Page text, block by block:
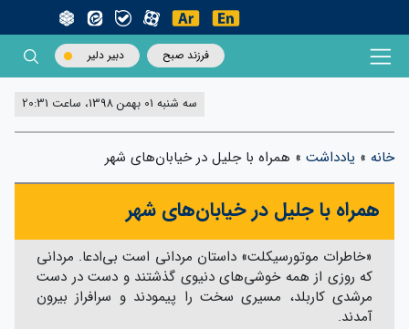
فرزند صبح دبیر دلیر
سه شنبه 01 بهمن 1398، ساعت 20:31
خانه » یادداشت » همراه با جلیل در خیابان‌های شهر
همراه با جلیل در خیابان‌های شهر
«خاطرات موتورسیکلت» داستان مردانی است بی‌ادعا. مردانی
که روزی از همه خوشی‌های دنیوی گذشتند و دست در دست
مرشدی کاربلد، مسیری سخت را پیمودند و سرافراز بیرون
آمدند.